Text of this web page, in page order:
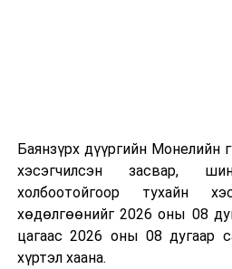
болон дулааны эрчим хүч
болдог. Зарим технологийн
үлдэх үнснээс фосфор зэрэг
авах боломжтой аж.
Япон, Герман, Швейцар,
Баянзүрх дүүргийн
хэсэгчилсэн засвар,
холбоотойгоор тухайн
хөдөлгөөнийг 2026 оны 08
цагаас 2026 оны 08 дугаар
хүртэл хаана.